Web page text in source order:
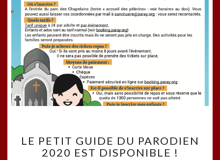
PETIT
GUIDE
LE PETIT GUIDE DU PARODIEN
2020 EST DISPONIBLE !